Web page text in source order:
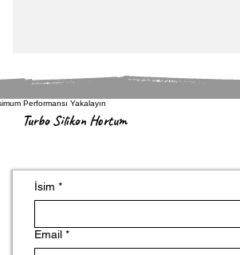
Turbo Silikon Hortum
İsim *
Email *